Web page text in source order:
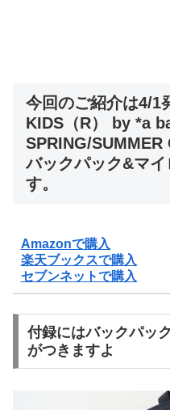
今回のご紹介は4/1
KIDS（R） by *a
SPRING/
バックパック&マ
す。
Amazonで購入
楽天ブックスで購入
セブンネットで購入
付録にはバックパッ
がつきますよ